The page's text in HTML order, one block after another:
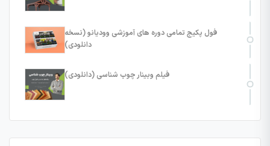
فول پکیج تمامی دوره های آموزشی وودیانو (نسخه
دانلودی)
فیلم وبینار چوب شناسی (دانلودی)